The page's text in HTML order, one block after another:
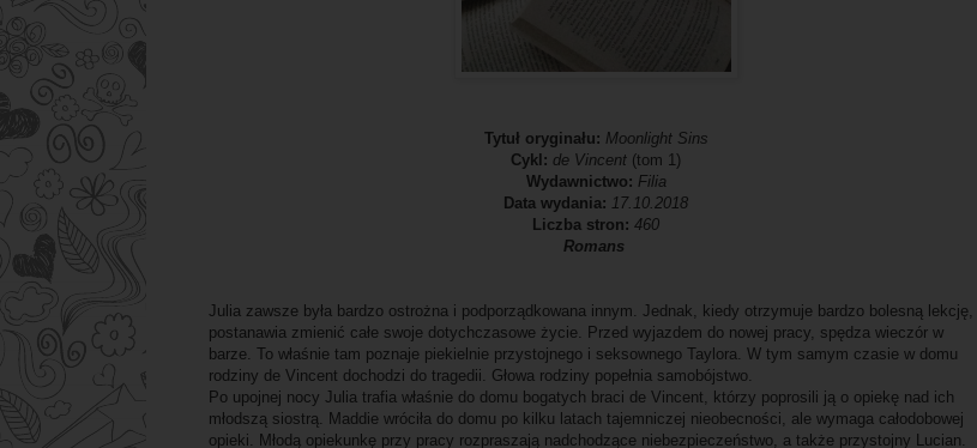
Tytuł oryginału: Moonlight Sins
Cykl: de Vincent (tom 1)
Wydawnictwo: Filia
Data wydania: 17.10.2018
Liczba stron: 460
Romans
Julia zawsze była bardzo ostrożna i podporządkowana innym. Jednak, kiedy otrzymuje bardzo bolesną lekcję,
postanawia zmienić całe swoje dotychczasowe życie. Przed wyjazdem do nowej pracy, spędza wieczór w
barze. To właśnie tam poznaje piekielnie przystojnego i seksownego Taylora. W tym samym czasie w domu
rodziny de Vincent dochodzi do tragedii. Głowa rodziny popełnia samobójstwo.
Po upojnej nocy Julia trafia właśnie do domu bogatych braci de Vincent, którzy poprosili ją o opiekę nad ich
młodszą siostrą. Maddie wróciła do domu po kilku latach tajemniczej nieobecności, ale wymaga całodobowej
opieki. Młodą opiekunkę przy pracy rozpraszają nadchodzące niebezpieczeństwo, a także przystojny Lucian.